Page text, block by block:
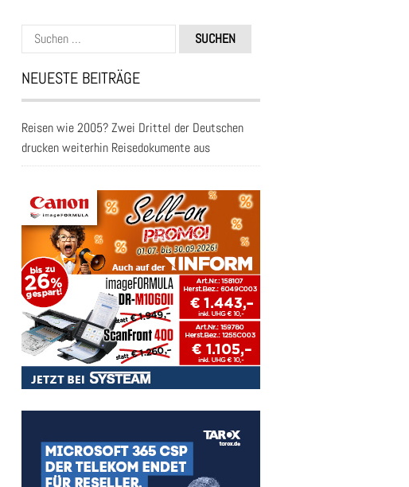
Suchen
nach:
NEUESTE BEITRÄGE
Reisen wie 2005? Zwei Drittel der Deutschen
drucken weiterhin Reisedokumente aus